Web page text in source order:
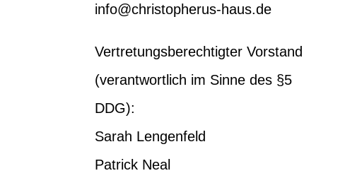
info@christopherus-haus.de
Vertretungsberechtigter Vorstand
(verantwortlich im Sinne des §5
DDG):
Sarah Lengenfeld
Patrick Neal